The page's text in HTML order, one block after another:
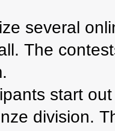
several
The
start
division.